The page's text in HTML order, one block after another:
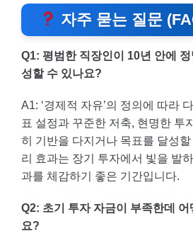
자주 묻는 질문
Q1: 평범한 직장인이 10년 안에
성할 수 있나요?
A1: ‘경제적 자유’의 정의에 따라
표 설정과 꾸준한 저축, 현명한 투
히 기반을 다지거나 목표를 달성
리 효과는 장기 투자에서 빛을 발
과를 체감하기 좋은 기간입니다.
Q2: 초기 투자 자금이 부족한데
요?